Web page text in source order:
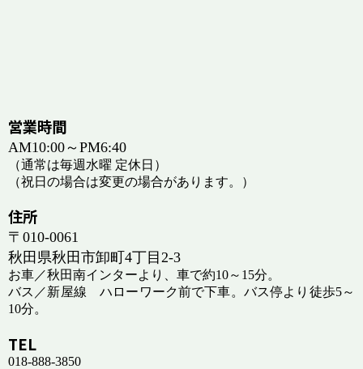
営業時間
AM10:00～PM6:40
（通常は毎週水曜 定休日）
（祝日の場合は変更の場合があります。）
住所
〒010-0061
秋田県秋田市卸町4丁目2-3
お車／秋田南インターより、車で約10～15分。
バス／新屋線 ハローワーク前で下車。バス停より徒歩5～
10分。
TEL
018-888-3850